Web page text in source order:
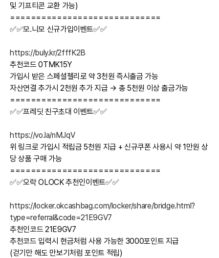
및 기프티콘 교환 가능)
=============================
✅✅모.니모 신규가입이벤트✅✅
https://buly.kr/2fffK2B
추천코드 0TMK15Y
가입시 받은 스페셜젤리로 약 3천원 즉시출금 가능
자산연결 추가시 2천원 추가 지급 → 총 5천원 이상 출금가능
=============================
✅✅프레딧 친구초대 이벤트✅✅
https://vo.la/nMJqV
위 링크로 가입시 적립금 5천원 지급 + 신규쿠폰 사용시 약 1만원 상
당 상품 구매 가능
=============================
✅✅오락 OLOCK 추천인이벤트✅✅
https://locker.okcashbag.com/locker/share/bridge.html?
type=referral&code=21E9GV7
추천인코드 21E9GV7
추천코드 입력시 현금처럼 사용 가능한 3000포인트 지급
(걷기만 해도 만보기처럼 포인트 적립)